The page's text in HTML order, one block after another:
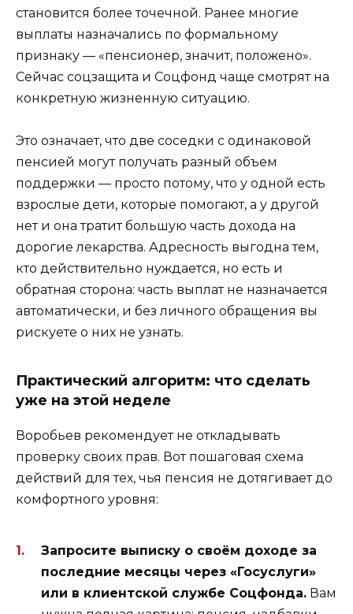
становится более точечной. Ранее многие
выплаты назначались по формальному
признаку — «пенсионер, значит, положено».
Сейчас соцзащита и Соцфонд чаще смотрят на
конкретную жизненную ситуацию.
Это означает, что две соседки с одинаковой
пенсией могут получать разный объем
поддержки — просто потому, что у одной есть
взрослые дети, которые помогают, а у другой
нет и она тратит большую часть дохода на
дорогие лекарства. Адресность выгодна тем,
кто действительно нуждается, но есть и
обратная сторона: часть выплат не назначается
автоматически, и без личного обращения вы
рискуете о них не узнать.
Практический алгоритм: что сделать
уже на этой неделе
Воробьев рекомендует не откладывать
проверку своих прав. Вот пошаговая схема
действий для тех, чья пенсия не дотягивает до
комфортного уровня:
Запросите выписку о своём доходе за
последние месяцы через «Госуслуги»
или в клиентской службе Соцфонда. Вам